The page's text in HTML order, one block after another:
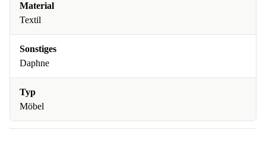
Material
Textil
Sonstiges
Daphne
Typ
Möbel